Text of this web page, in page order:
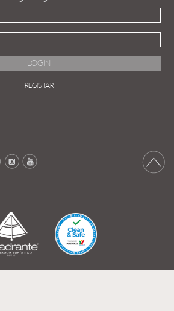
REGISTAR